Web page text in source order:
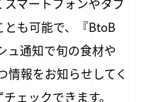
マートフォンやタブ
とも可能で、『BtoB
ュ通知で旬の食材や
情報をお知らせしてく
ェックできます。